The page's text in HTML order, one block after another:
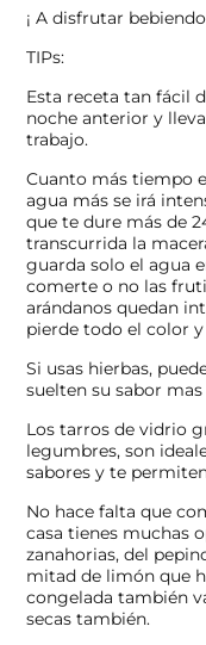
¡ A disfrutar
TIPs:
Esta receta tan fácil
noche anterior y
trabajo.
Cuanto más tiempo
agua más se irá
que te dure más de
transcurrida la
guarda solo el agua
comerte o no las
arándanos quedan
pierde todo el color
Si usas hierbas,
suelten su sabor
Los tarros de vidrio
legumbres, son
sabores y te
No hace falta que
casa tienes muchas
zanahorias, del
mitad de limón que
congelada también
secas también.